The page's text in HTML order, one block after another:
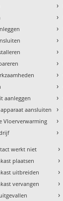
aanleggen
aansluiten
Vloerverwarming
›
›
›
›
›
›
›
›
›
›
›
›
werkt niet
plaatsen
uitbreiden
vervangen
›
›
›
›
›